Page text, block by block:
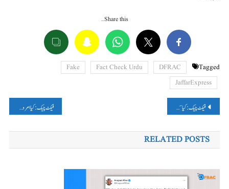
Share this…
Tagged
DFRAC
Fact Check Urdu
Fake
JaffarExpress
پوسٹوں
کی
نیویگیشن
فیکٹ چیک: کیا سمبیت پاترا نے کہا کہ وزیر اعظم مودی, رانی لکشمی بائی کے بچّے ہیں؟ جانئیے وائرل دعوے کی سچّائی فیکٹ چیک: کیا امروہہ میں سنیوں نے شیعوں پر پتھراؤ کیا؟ جانیے وائرل دعوے کی سچائی
RELATED POSTS